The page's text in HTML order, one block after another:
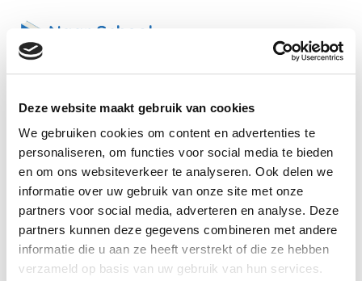
Deze website maakt gebruik van cookies
We gebruiken cookies om content en advertenties te
personaliseren, om functies voor social media te bieden
en om ons websiteverkeer te analyseren. Ook delen we
informatie over uw gebruik van onze site met onze
partners voor social media, adverteren en analyse. Deze
partners kunnen deze gegevens combineren met andere
informatie die u aan ze heeft verstrekt of die ze hebben
verzameld op basis van uw gebruik van hun services.
Zoek vrije plaatsen
Selecteer de steden/gemeenten waar je je kind(eren)
graag naar school laat gaan
6 selected
Voor welk schooljaar zoek je plaatsen?